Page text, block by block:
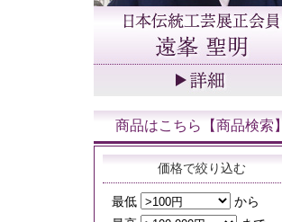
商品はこちら【商品検索】
価格で絞り込む